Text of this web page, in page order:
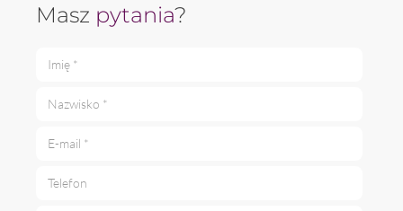
Masz pytania?